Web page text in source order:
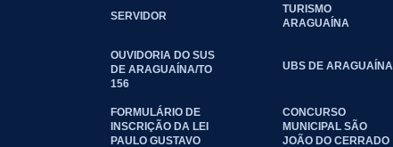
SERVIDOR
TURISMO
ARAGUAÍNA
OUVIDORIA DO SUS
DE ARAGUAÍNA/TO
156
UBS DE ARAGUAÍNA
FORMULÁRIO DE
INSCRIÇÃO DA LEI
PAULO GUSTAVO
CONCURSO
MUNICIPAL SÃO
JOÃO DO CERRADO